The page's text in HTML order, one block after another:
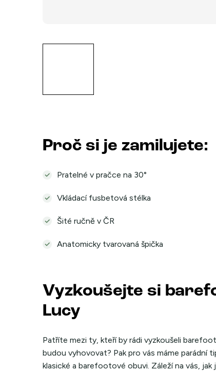
Proč si je zamilujete:
Pratelné v pračce na 30°
Vkládací fusbetová stélka
Šité ručně v ČR
Anatomicky tvarovaná špička
Vyzkoušejte si
Lucy
Patříte mezi ty, kteří by rádi vyzkoušeli
budou vyhovovat? Pak pro vás máme parádní
klasické a barefootové obuvi. Záleží na vás,